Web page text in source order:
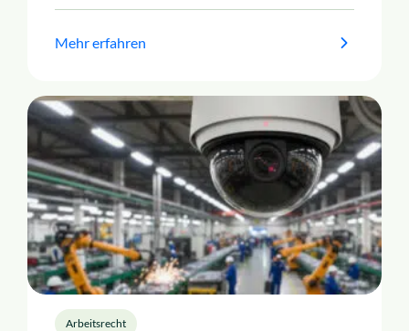
Mehr erfahren
Arbeitsrecht